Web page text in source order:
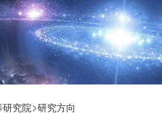
研究院 研究方向